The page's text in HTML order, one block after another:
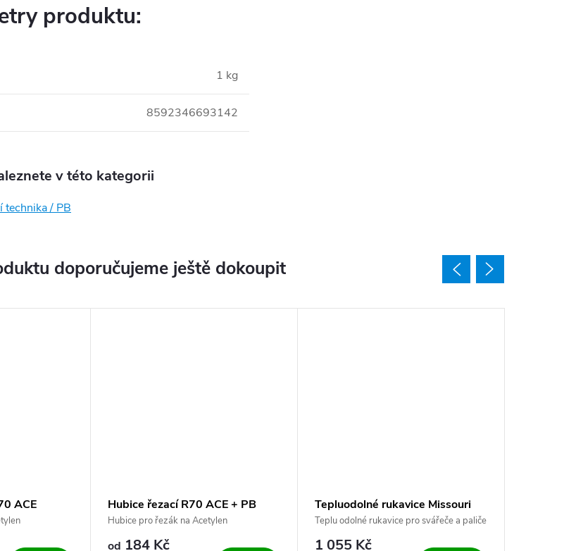
produktu:
1 kg
8592346693142
v této kategorii
technika / PB
doporučujeme ještě dokoupit
ACE Hubice řezací R70 ACE + PB
Hubice pro řezák na Acetylen
od 184 Kč
Tepluodolné rukavice Missouri
Teplu odolné rukavice pro svářeče a paliče
1 055 Kč